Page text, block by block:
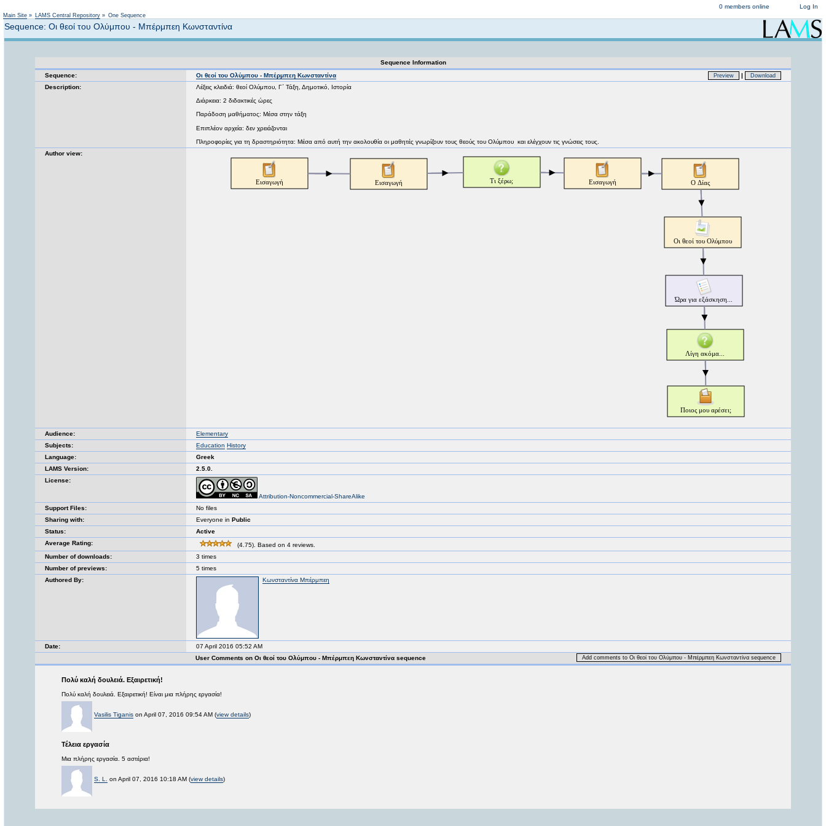
Log In
0 members online
Main Site » LAMS Central Repository » One Sequence
Sequence: Οι θεοί του Ολύμπου - Μπέρμπεη Κωνσταντίνα
Sequence Information
Sequence:
Οι θεοί του Ολύμπου - Μπέρμπεη Κωνσταντίνα Preview | Download
Description: Λέξεις κλειδιά: θεοί Ολύμπου, Γ΄ Τάξη, Δημοτικό, Ιστορία
Διάρκεια: 2 διδακτικές ώρες
Παράδοση μαθήματος: Μέσα στην τάξη
Επιπλέον αρχεία: δεν χρειάζονται
Πληροφορίες για τη δραστηριότητα: Μέσα από αυτή την ακολουθία οι μαθητές γνωρίζουν τους θεούς του Ολύμπου και ελέγχουν τις γνώσεις τους.
Author view:
Audience:
Elementary
Subjects:
Education History
Language:
Greek
LAMS Version:
2.5.0.
License:
Attribution-Noncommercial-ShareAlike
Support Files:
No files
Sharing with:
Everyone in Public
Status:
Active
Average Rating:
(4.75). Based on 4 reviews.
Number of downloads:
3 times
Number of previews:
5 times
Authored By:
Κωνσταντίνα Μπέρμπεη
Date:
07 April 2016 05:52 AM
User Comments on Οι θεοί του Ολύμπου - Μπέρμπεη Κωνσταντίνα sequence
Add comments to Οι θεοί του Ολύμπου - Μπέρμπεη Κωνσταντίνα sequence
Πολύ καλή δουλειά. Εξαιρετική!
Πολύ καλή δουλειά. Εξαιρετική! Είναι μια πλήρης εργασία!
Vasilis Tiganis on April 07, 2016 09:54 AM (view details)
Τέλεια εργασία
Μια πλήρης εργασία. 5 αστέρια!
S. L. on April 07, 2016 10:18 AM (view details)